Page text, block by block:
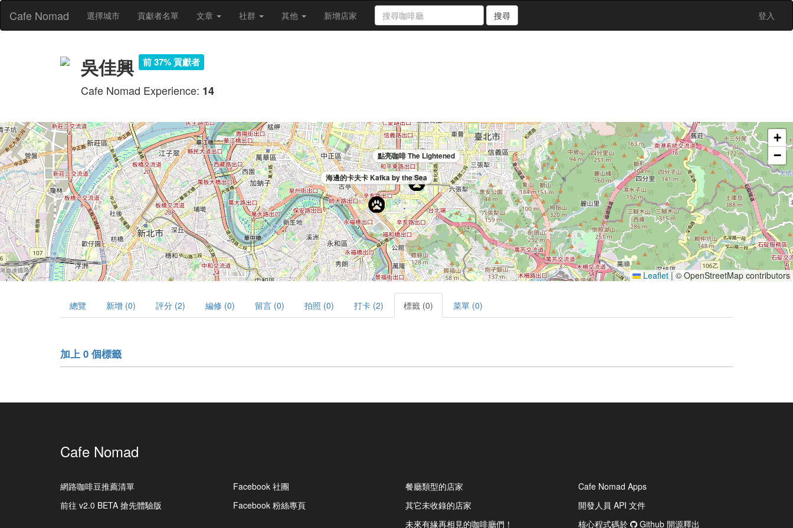
Cafe Nomad 選擇城市 貢獻者名單 文章 社群 其他 新增店家 搜尋 登入
吳佳興 前 37% 貢獻者
Cafe Nomad Experience: 14
海邊的卡夫卡 Kafka by the Sea
點亮咖啡 The Lightened
+
−
Leaflet |© OpenStreetMap contributors
總覽 新增 (0) 評分 (2) 編修 (0) 留言 (0) 拍照 (0) 打卡 (2) 標籤 (0) 菜單 (0)
加上 0 個標籤
Cafe Nomad
網路咖啡豆推薦清單
前往 v2.0 BETA 搶先體驗版
Facebook 社團
Facebook 粉絲專頁
餐廳類型的店家
其它未收錄的店家
未來有緣再相見的咖啡廳們！
Cafe Nomad Apps
開發人員 API 文件
核心程式碼於
Github 開源釋出